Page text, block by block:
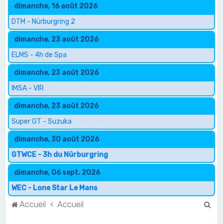
dimanche, 16 août 2026
DTM - Nürburgring 2
dimanche, 23 août 2026
ELMS - 4h de Spa
dimanche, 23 août 2026
IMSA - VIR
dimanche, 23 août 2026
Super GT - Suzuka
dimanche, 30 août 2026
GTWCE - 3h du Nürburgring
dimanche, 06 sept. 2026
WEC - Lone Star Le Mans
Accueil Accueil